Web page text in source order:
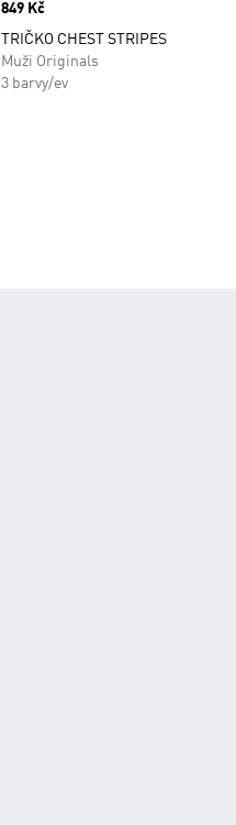
Price
849 Kč
TRIČKO CHEST STRIPES
Muži Originals
3 barvy/ev